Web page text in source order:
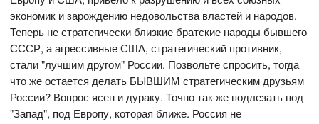
экономик и зарождению недовольства властей и народов.
Теперь не стратегически близкие братские народы бывшего
СССР, а агрессивные США, стратегический противник,
стали "лучшим другом" России. Позвольте спросить, тогда
что же остается делать БЫВШИМ стратегическим друзьям
России? Вопрос ясен и дураку. Точно так же подлезать под
"Запад", под Европу, которая ближе. Россия не